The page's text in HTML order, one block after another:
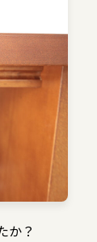
か？